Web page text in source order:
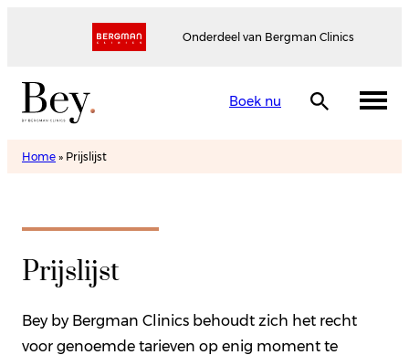
Onderdeel van Bergman Clinics
Boek nu
Home » Prijslijst
Prijslijst
Bey by Bergman Clinics behoudt zich het recht
voor genoemde tarieven op enig moment te